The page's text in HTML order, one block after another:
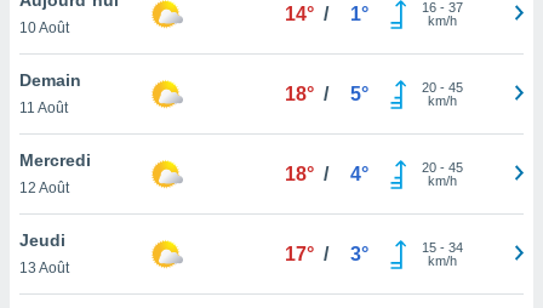
et
»,
au
vous
qu'ils
ou
10 Août
14° / 1° 16- 37
km/h
Demain
11 Août
18° / 5° 20- 45
km/h
Mercredi
12 Août
18° / 4° 20- 45
km/h
Jeudi
13 Août
17° / 3° 15- 34
km/h